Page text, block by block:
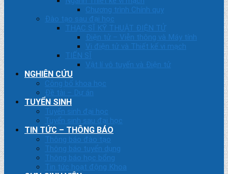
Chương trình Chính quy
Đào tạo sau đại học
THẠC SĨ KỸ THUẬT ĐIỆN TỬ
Điện tử – Viễn thông và Máy tính
Vi điện tử và Thiết kế vi mạch
TIẾN SĨ
Vật lí vô tuyến và Điện tử
NGHIÊN CỨU
Công bố khoa học
Đề tài – Dự án
TUYỂN SINH
Tuyển sinh đại học
Tuyển sinh sau đại học
TIN TỨC – THÔNG BÁO
Thông báo đào tạo
Thông báo tuyển dụng
Thông báo học bổng
Tin tức hoạt động Khoa